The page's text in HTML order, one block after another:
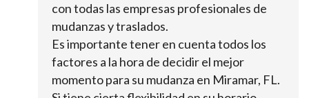
con todas las empresas profesionales de
mudanzas y traslados.
Es importante tener en cuenta todos los
factores a la hora de decidir el mejor
momento para su mudanza en Miramar, FL.